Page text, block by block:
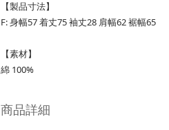
【製品寸法】
F: 身幅57 着丈75 袖丈28 肩幅62 裾幅65
【素材】
綿 100%
商品詳細